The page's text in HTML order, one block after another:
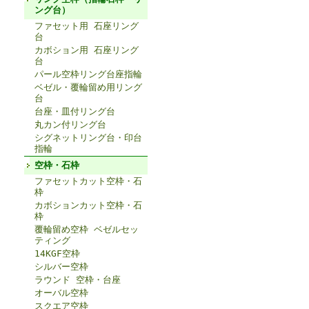
ング台）
ファセット用 石座リング
台
カボション用 石座リング
台
パール空枠リング台座指輪
ベゼル・覆輪留め用リング
台
台座・皿付リング台
丸カン付リング台
シグネットリング台・印台
指輪
空枠・石枠
ファセットカット空枠・石
枠
カボションカット空枠・石
枠
覆輪留め空枠 ベゼルセッ
ティング
14KGF空枠
シルバー空枠
ラウンド 空枠・台座
オーバル空枠
スクエア空枠